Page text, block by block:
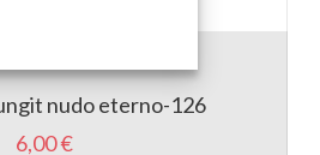
nudo eterno-126
6,00 €